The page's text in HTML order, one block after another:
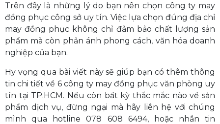
Trên đây là những lý do bạn nên chọn công ty may
đồng phục công sở uy tín. Việc lựa chọn đúng địa chỉ
may đồng phục không chỉ đảm bảo chất lượng sản
phẩm mà còn phản ánh phong cách, văn hóa doanh
nghiệp của bạn.
Hy vọng qua bài viết này sẽ giúp bạn có thêm thông
tin chi tiết về 6 công ty may đồng phục văn phòng uy
tín tại TP.HCM. Nếu còn bất kỳ thắc mắc nào về sản
phẩm dịch vụ, đừng ngại mà hãy liên hệ với chúng
mình qua hotline 078 608 6494, hoặc nhắn tin